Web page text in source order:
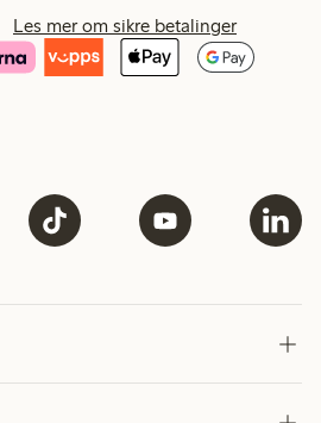
Les mer om sikre betalinger